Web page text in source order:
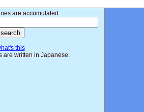
are accumulated
this
are written in Japanese.